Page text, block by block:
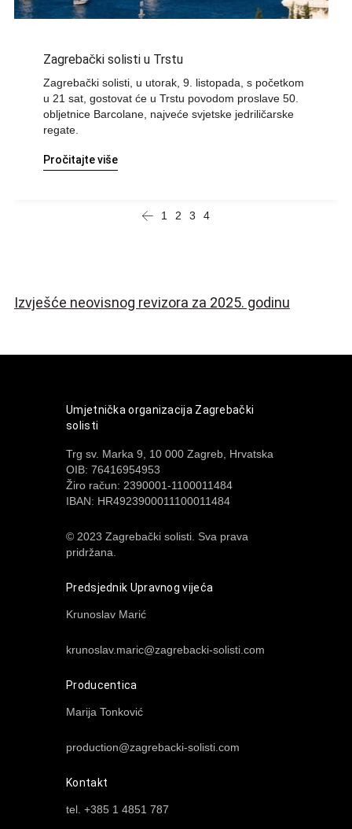
Zagrebački solisti u Trstu
Zagrebački solisti, u utorak, 9. listopada, s početkom
u 21 sat, gostovat će u Trstu povodom proslave 50.
obljetnice Barcolane, najveće svjetske jedriličarske
regate.
Pročitajte više
1 2 3 4
Izvješće neovisnog revizora za 2025. godinu
Umjetnička organizacija Zagrebački
solisti
Trg sv. Marka 9, 10 000 Zagreb, Hrvatska
OIB: 76416954953
Žiro račun: 2390001-1100011484
IBAN: HR4923900011100011484
© 2023 Zagrebački solisti. Sva prava
pridržana.
Predsjednik Upravnog vijeća
Krunoslav Marić
krunoslav.maric@zagrebacki-solisti.com
Producentica
Marija Tonković
production@zagrebacki-solisti.com
Kontakt
tel. +385 1 4851 787